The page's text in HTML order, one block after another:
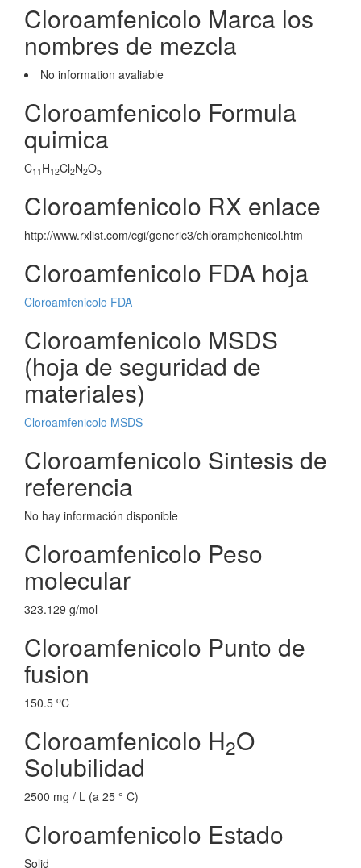
Cloroamfenicolo Marca los
nombres de mezcla
No information avaliable
Cloroamfenicolo Formula
quimica
C11 H12Cl2N2O5
Cloroamfenicolo RX enlace
http://www.rxlist.com/cgi/generic3/chloramphenicol.htm
Cloroamfenicolo FDA hoja
Cloroamfenicolo FDA
Cloroamfenicolo MSDS
(hoja de seguridad de
materiales)
Cloroamfenicolo MSDS
Cloroamfenicolo Sintesis de
referencia
No hay información disponible
Cloroamfenicolo Peso
molecular
323.129 g/mol
Cloroamfenicolo Punto de
fusion
150.5 oC
Cloroamfenicolo H2O
Solubilidad
2500 mg / L (a 25 ° C)
Cloroamfenicolo Estado
Solid